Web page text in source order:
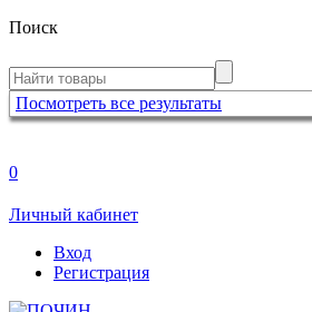
Поиск
Посмотреть все результаты
0
Личный кабинет
Вход
Регистрация